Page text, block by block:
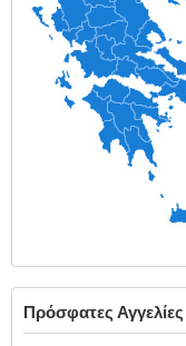
Πρόσφατες Αγγελίες